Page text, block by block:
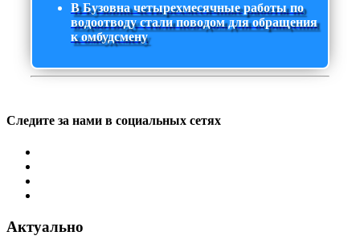
В Бузовна четырехмесячные работы по
водоотводу стали поводом для обращения
к омбудсмену
Следите за нами в социальных сетях
Актуально